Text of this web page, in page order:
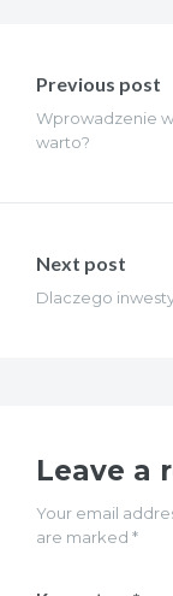
wpisu
Previous post
Wprowadzenie
warto?
Next post
Dlaczego
Leave a
Your email
are marked *